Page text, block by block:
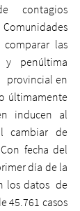
contagios
las
penúltima
provincial en
últimamente
inducen al
cambiar de
fecha del
día de la
los datos  de
45.761 casos